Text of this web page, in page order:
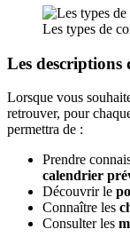
Les types de
Les descriptions
Lorsque vous
retrouver, pour
permettra de :
Prendre
calendrier
Découvrir le
Connaître les
Consulter les